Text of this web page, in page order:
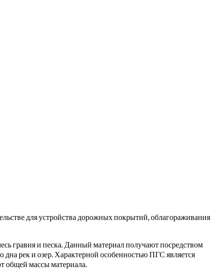
для устройства дорожных покрытий, облагораживания
гравия и песка. Данный материал получают посредством
рек и озер. Характерной особенностью ПГС является
массы материала.